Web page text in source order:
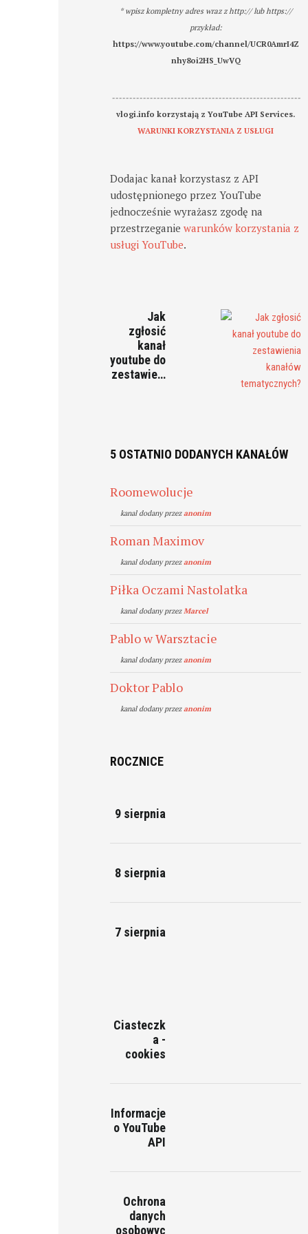
* wpisz kompletny adres wraz z http:// lub https://
przykład:
https://www.youtube.com/channel/UCR0AmrI4Z
nhy8oi2HS_UwVQ
-------------------------------------------------------
vlogi.info korzystają z YouTube API Services.
WARUNKI KORZYSTANIA Z USŁUGI
Dodajac kanał korzystasz z API
udostępnionego przez YouTube
jednocześnie wyrażasz zgodę na
przestrzeganiewarunków korzystania z
usługi YouTube.
Jak
zgłosić
kanał
youtube do
zestawie…
5 OSTATNIO DODANYCH KANAŁÓW
Roomewolucje
kanal dodany przezanonim
Roman Maximov
kanal dodany przezanonim
Piłka Oczami Nastolatka
kanal dodany przezMarcel
Pablo w Warsztacie
kanal dodany przezanonim
Doktor Pablo
kanal dodany przezanonim
ROCZNICE
9 sierpnia
8 sierpnia
7 sierpnia
Ciasteczk
a -
cookies
Informacje
o YouTube
API
Ochrona
danych
osobowyc